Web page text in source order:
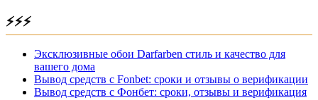
⚡⚡⚡
Эксклюзивные обои Darfarben стиль и качество для
вашего дома
Вывод средств с Fonbet: сроки и отзывы о верификации
Вывод средств с Фонбет: сроки, отзывы и верификация